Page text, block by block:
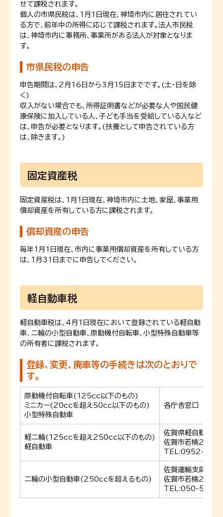
せて課税されます。
個人の市県民税は、1月1日現在、神埼市内に居住されてい
る方で、前年中の所得に応じて課税されます。法人市民税
は、神埼市内に事務所、事業所がある法人が対象となりま
す。
市県民税の申告
申告期間は、2月16日から3月15日までです。(土・日を除
く)
収入がない場合でも、所得証明書などが必要な人や国民健
康保険に加入している人、子ども手当を受給している人など
は、申告が必要となります。(扶養として申告されている方
は、除きます。)
固定資産税
固定資産税は、1月1日現在、神埼市内に土地、家屋、事業用
償却資産を所有している方に課税されます。
償却資産の申告
毎年1月1日現在、市内に事業用償却資産を所有している方
は、1月31日までに申告してください。
軽自動車税
軽自動車税は、4月1日現在において登録されている軽自動
車、二輪の小型自動車、原動機付自転車、小型特殊自動車等
の所有者に課税されます。
登録、変更、廃車等の手続きは次のとおりで
す。
原動機付自転車(125cc以下のもの)
ミニカー(20ccを超え50cc以下のもの)
小型特殊自動車
各庁舎窓口
軽二輪(125ccを超え250cc以下のもの)
軽自動車
佐賀県軽自動車協
佐賀市若楠2丁目
TEL:0952-30-
二輪の小型自動車(250ccを超えるもの)
佐賀運輸支局
佐賀市若楠2丁目
TEL:050-